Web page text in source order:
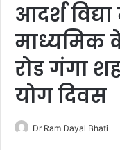
आदर्श
माध्यमिक
रोड गंगा
योग दिवस
Dr Ram Dayal Bhati